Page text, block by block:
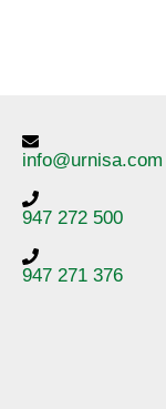
info@urnisa.com
947 272 500
947 271 376